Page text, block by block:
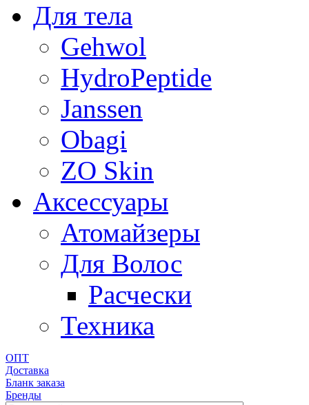
Для тела
Gehwol
HydroPeptide
Janssen
Obagi
ZO Skin
Aксессуары
Атомайзеры
Для Волос
Расчески
Техника
ОПТ
Доставка
Бланк заказа
Бренды